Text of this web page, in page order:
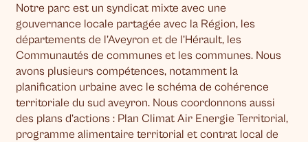
Notre parc est un syndicat mixte avec une
gouvernance locale partagée avec la Région, les
départements de l’Aveyron et de l’Hérault, les
Communautés de communes et les communes. Nous
avons plusieurs compétences, notamment la
planification urbaine avec le schéma de cohérence
territoriale du sud aveyron. Nous coordonnons aussi
des plans d’actions : Plan Climat Air Energie Territorial,
programme alimentaire territorial et contrat local de